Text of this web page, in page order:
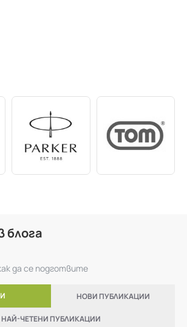
блога
да се подготвите
НОВИ ПУБЛИКАЦИИ
НАЙ-ЧЕТЕНИ ПУБЛИКАЦИИ